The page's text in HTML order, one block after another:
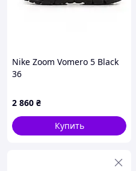
Nike Zoom Vomero 5 Black
36
2 860 ₴
Купить